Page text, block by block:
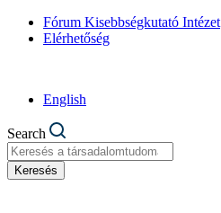
Fórum Kisebbségkutató Intézet
Elérhetőség
English
Search
Keresés